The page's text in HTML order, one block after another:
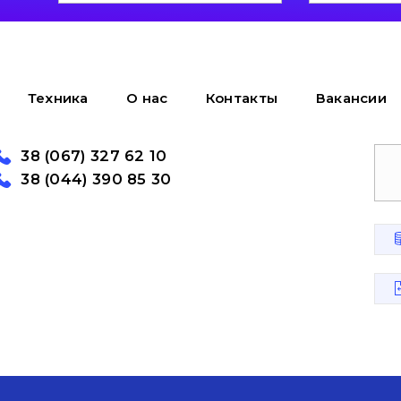
Техника О нас Контакты Вакансии
38 (067) 327 62 10
38 (044) 390 85 30